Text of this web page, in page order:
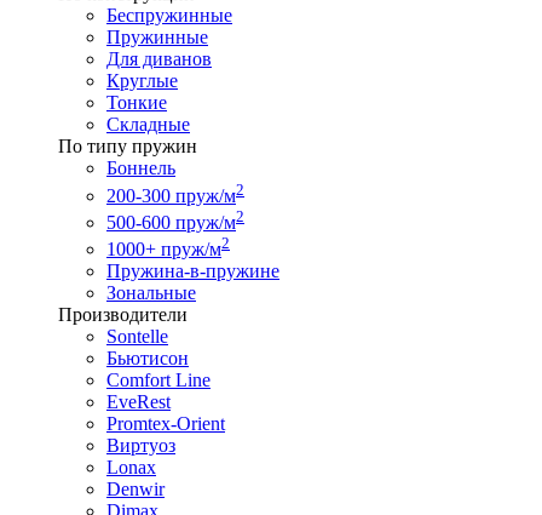
Беспружинные
Пружинные
Для диванов
Круглые
Тонкие
Складные
По типу пружин
Боннель
200-300 пруж/м2
500-600 пруж/м2
1000+ пруж/м2
Пружина-в-пружине
Зональные
Производители
Sontelle
Бьютисон
Comfort Line
EveRest
Promtex-Orient
Виртуоз
Lonax
Denwir